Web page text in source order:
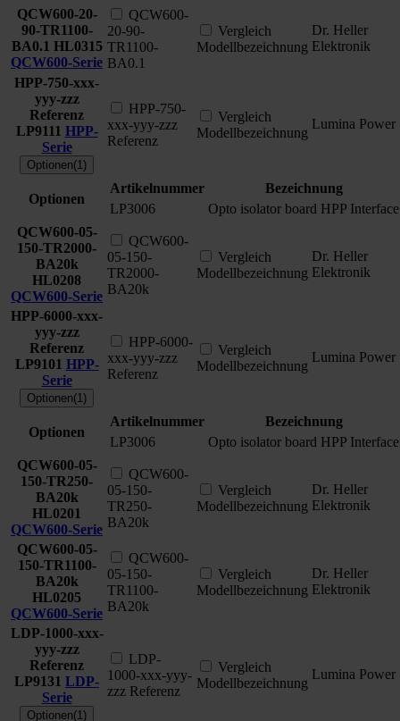
QCW600-20-
90-TR1100-
BA0.1 HL0315
QCW600-Serie
QCW600-
20-90-
TR1100-
BA0.1
Vergleich
Modellbezeichnung
Dr. Heller
Elektronik
HPP-750-xxx-
yyy-zzz
Referenz
LP9111 HPP-
Serie
Optionen(1)
HPP-750-
xxx-yyy-zzz
Referenz
Vergleich
Modellbezeichnung
Lumina Power
Optionen
Artikelnummer
Bezeichnung
LP3006
Opto isolator board HPP Interface
QCW600-05-
150-TR2000-
BA20k
HL0208
QCW600-Serie
QCW600-
05-150-
TR2000-
BA20k
Vergleich
Modellbezeichnung
Dr. Heller
Elektronik
HPP-6000-xxx-
yyy-zzz
Referenz
LP9101 HPP-
Serie
Optionen(1)
HPP-6000-
xxx-yyy-zzz
Referenz
Vergleich
Modellbezeichnung
Lumina Power
Optionen
Artikelnummer
Bezeichnung
LP3006
Opto isolator board HPP Interface
QCW600-05-
150-TR250-
BA20k
HL0201
QCW600-Serie
QCW600-
05-150-
TR250-
BA20k
Vergleich
Modellbezeichnung
Dr. Heller
Elektronik
QCW600-05-
150-TR1100-
BA20k
HL0205
QCW600-Serie
QCW600-
05-150-
TR1100-
BA20k
Vergleich
Modellbezeichnung
Dr. Heller
Elektronik
LDP-1000-xxx-
yyy-zzz
Referenz
LP9131 LDP-
Serie
Optionen(1)
LDP-
1000-xxx-yyy-
zzz Referenz
Vergleich
Modellbezeichnung
Lumina Power